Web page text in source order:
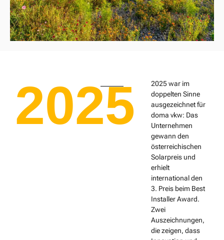
2025
2025 war im
doppelten Sinne
ausgezeichnet für
doma vkw: Das
Unternehmen
gewann den
österreichischen
Solarpreis und
erhielt
international den
3. Preis beim Best
Installer Award.
Zwei
Auszeichnungen,
die zeigen, dass